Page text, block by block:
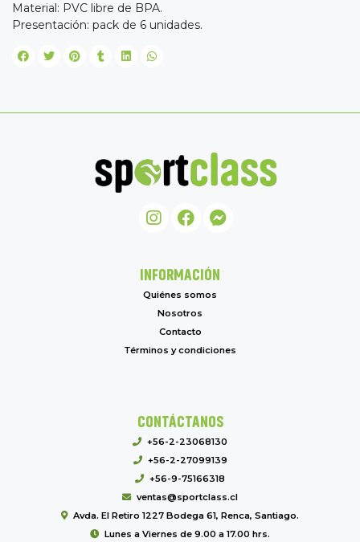
Material: PVC libre de BPA.
Presentación: pack de 6 unidades.
INFORMACIÓN
Quiénes somos
Nosotros
Contacto
Términos y condiciones
CONTÁCTANOS
+56-2-23068130
+56-2-27099139
+56-9-75166318
ventas@sportclass.cl
Avda. El Retiro 1227 Bodega 61, Renca, Santiago.
Lunes a Viernes de 9.00 a 17.00 hrs.